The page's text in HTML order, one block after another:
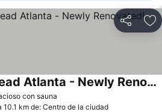
Compartir
con sauna
The Westin Buckhead Atlanta - Newly Renovated!
10.1 km de: Centro de la ciudad